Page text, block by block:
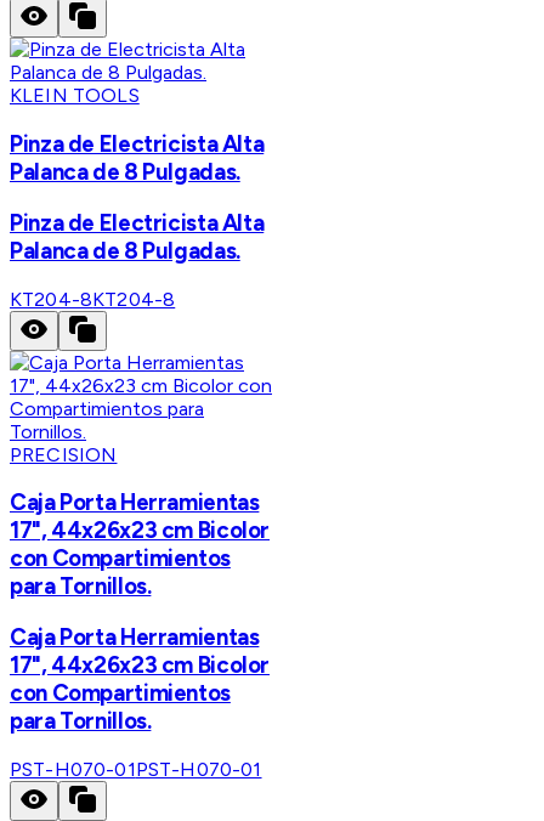
KLEIN TOOLS
Pinza de Electricista Alta
Palanca de 8 Pulgadas.
Pinza de Electricista Alta
Palanca de 8 Pulgadas.
KT204-8KT204-8
PRECISION
Caja Porta Herramientas
17", 44x26x23 cm Bicolor
con Compartimientos
para Tornillos.
Caja Porta Herramientas
17", 44x26x23 cm Bicolor
con Compartimientos
para Tornillos.
PST-H070-01PST-H070-01